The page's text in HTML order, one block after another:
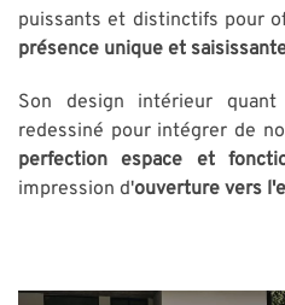
puissants et distinctifs pour
présence unique et
Son design intérieur
redessiné pour intégrer de
perfection espace et
impression d'ouverture vers